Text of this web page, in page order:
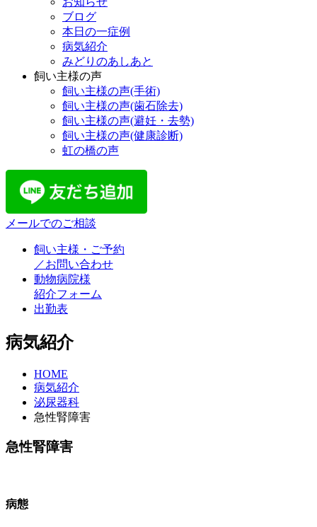
ブログ
本日の一症例
病気紹介
みどりのあしあと
飼い主様の声
飼い主様の声(手術)
飼い主様の声(歯石除去)
飼い主様の声(避妊・去勢)
飼い主様の声(健康診断)
虹の橋の声
メールでのご相談
飼い主様・ご予約
／お問い合わせ
動物病院様
紹介フォーム
出勤表
病気紹介
HOME
病気紹介
泌尿器科
急性腎障害
急性腎障害
病態